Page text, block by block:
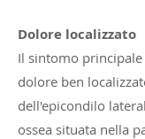
Dolore localizzato
Il sintomo
dolore ben
dell'epicondilo
ossea situata nella